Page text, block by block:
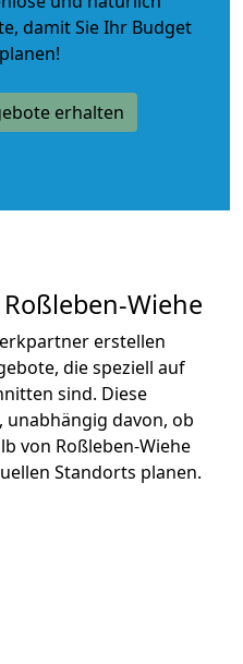
, damit Sie Ihr Budget
erhalten
Wiehe
erstellen
die speziell auf
sind. Diese
davon, ob
von Roßleben-Wiehe
Standorts planen.